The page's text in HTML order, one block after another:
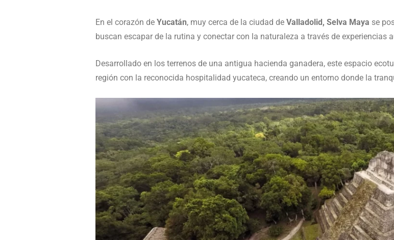
En el corazón de Yucatán, muy cerca de la ciudad de Valladolid, Selva Maya se
buscan escapar de la rutina y conectar con la naturaleza a través de experiencias
Desarrollado en los terrenos de una antigua hacienda ganadera, este espacio
región con la reconocida hospitalidad yucateca, creando un entorno donde la